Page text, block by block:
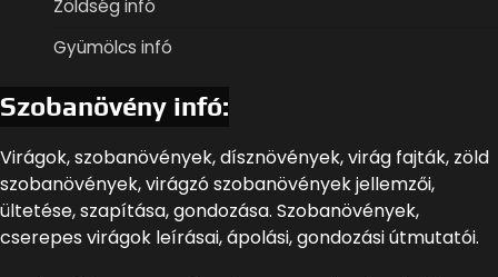
Zöldség infó
Gyümölcs infó
Szobanövény infó:
Virágok, szobanövények, dísznövények, virág fajták, zöld
szobanövények, virágzó szobanövények jellemzői,
ültetése, szapítása, gondozása. Szobanövények,
cserepes virágok leírásai, ápolási, gondozási útmutatói.